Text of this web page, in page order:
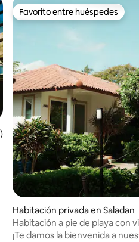
promedio: 4,97 de 5. 430
Favorito entre huéspedes
Favorito entre huéspedes
Habitación privada en Saladan
Habitación a pie de playa con
parciales al mar R3
¡Te damos la bienvenida a